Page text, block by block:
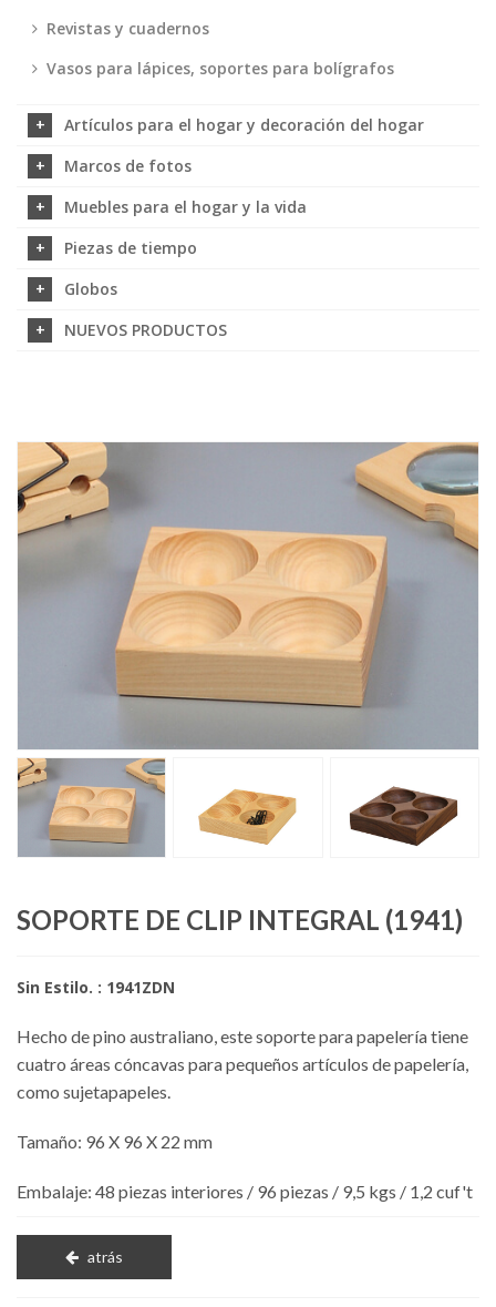
Revistas y cuadernos
Vasos para lápices, soportes para bolígrafos
Artículos para el hogar y decoración del hogar
Marcos de fotos
Muebles para el hogar y la vida
Piezas de tiempo
Globos
NUEVOS PRODUCTOS
SOPORTE DE CLIP INTEGRAL (1941)
Sin Estilo. : 1941ZDN
Hecho de pino australiano, este soporte para papelería tiene
cuatro áreas cóncavas para pequeños artículos de papelería,
como sujetapapeles.
Tamaño: 96 X 96 X 22 mm
Embalaje: 48 piezas interiores / 96 piezas / 9,5 kgs / 1,2 cuf't
atrás